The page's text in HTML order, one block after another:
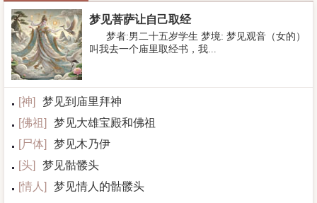
梦见菩萨让自己取经
梦者:男二十五岁学生 梦境: 梦见观音（女的）
叫我去一个庙里取经书，我...
[神]
梦见到庙里拜神
[佛祖]
梦见大雄宝殿和佛祖
[尸体]
梦见木乃伊
[头]
梦见骷髅头
[情人 ] 梦见情人的骷髅头